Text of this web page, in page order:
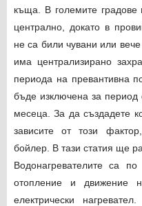
къща. В големите градове
централно, докато в
не са били чувани или
има централизирано
периода на превантивна
бъде изключена за период
месеца. За да създадете
зависите от този
бойлер. В тази статия ще
Водонагревателите са
отопление и движение
електрически